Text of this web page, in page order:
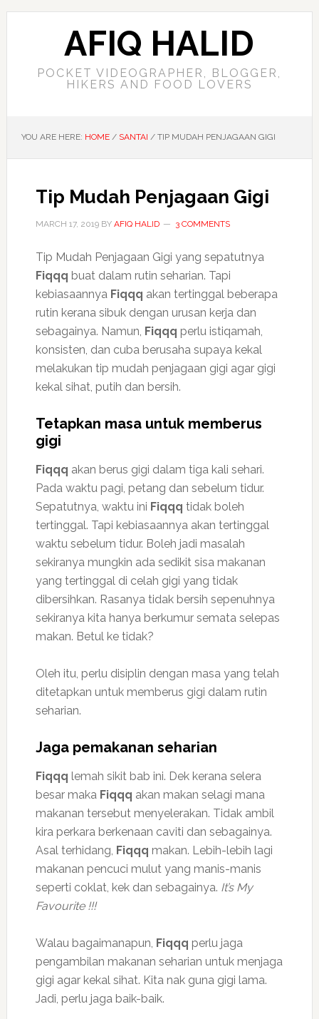
AFIQ HALID
POCKET VIDEOGRAPHER, BLOGGER,
HIKERS AND FOOD LOVERS
YOU ARE HERE: HOME / SANTAI /TIP MUDAH PENJAGAAN GIGI
Tip Mudah Penjagaan Gigi
MARCH 17, 2019BY AFIQ HALID 3 COMMENTS
Tip Mudah Penjagaan Gigi yang sepatutnya
Fiqqq buat dalam rutin seharian. Tapi
kebiasaannya Fiqqq akan tertinggal beberapa
rutin kerana sibuk dengan urusan kerja dan
sebagainya. Namun, Fiqqq perlu istiqamah,
konsisten, dan cuba berusaha supaya kekal
melakukan tip mudah penjagaan gigi agar gigi
kekal sihat, putih dan bersih.
Tetapkan masa untuk memberus
gigi
Fiqqq akan berus gigi dalam tiga kali sehari.
Pada waktu pagi, petang dan sebelum tidur.
Sepatutnya, waktu ini Fiqqq tidak boleh
tertinggal. Tapi kebiasaannya akan tertinggal
waktu sebelum tidur. Boleh jadi masalah
sekiranya mungkin ada sedikit sisa makanan
yang tertinggal di celah gigi yang tidak
dibersihkan. Rasanya tidak bersih sepenuhnya
sekiranya kita hanya berkumur semata selepas
makan. Betul ke tidak?
Oleh itu, perlu disiplin dengan masa yang telah
ditetapkan untuk memberus gigi dalam rutin
seharian.
Jaga pemakanan seharian
Fiqqq lemah sikit bab ini. Dek kerana selera
besar maka Fiqqq akan makan selagi mana
makanan tersebut menyelerakan. Tidak ambil
kira perkara berkenaan caviti dan sebagainya.
Asal terhidang, Fiqqq makan. Lebih-lebih lagi
makanan pencuci mulut yang manis-manis
seperti coklat, kek dan sebagainya. It’s My
Favourite !!!
Walau bagaimanapun, Fiqqq perlu jaga
pengambilan makanan seharian untuk menjaga
gigi agar kekal sihat. Kita nak guna gigi lama.
Jadi, perlu jaga baik-baik.